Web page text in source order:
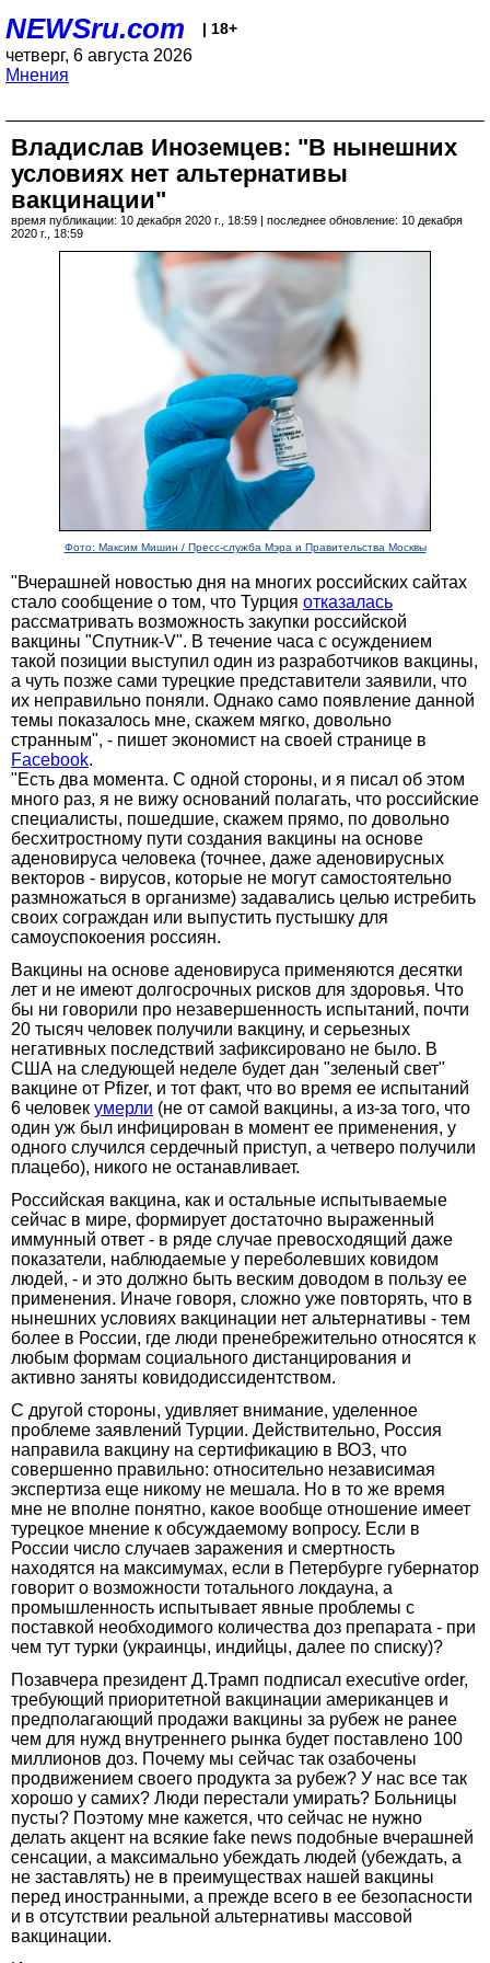
NEWSru.com | 18+
четверг, 6 августа 2026
Мнения
Владислав Иноземцев: "В нынешних
условиях нет альтернативы
вакцинации"
время публикации: 10 декабря 2020 г., 18:59 | последнее обновление: 10 декабря
2020 г., 18:59
Фото: Максим Мишин / Пресс-служба Мэра и Правительства Москвы
"Вчерашней новостью дня на многих российских сайтах
стало сообщение о том, что Турция отказалась
рассматривать возможность закупки российской
вакцины "Спутник-V". В течение часа с осуждением
такой позиции выступил один из разработчиков вакцины,
а чуть позже сами турецкие представители заявили, что
их неправильно поняли. Однако само появление данной
темы показалось мне, скажем мягко, довольно
странным", - пишет экономист на своей странице в
Facebook.
"Есть два момента. С одной стороны, и я писал об этом
много раз, я не вижу оснований полагать, что российские
специалисты, пошедшие, скажем прямо, по довольно
бесхитростному пути создания вакцины на основе
аденовируса человека (точнее, даже аденовирусных
векторов - вирусов, которые не могут самостоятельно
размножаться в организме) задавались целью истребить
своих сограждан или выпустить пустышку для
самоуспокоения россиян.
Вакцины на основе аденовируса применяются десятки
лет и не имеют долгосрочных рисков для здоровья. Что
бы ни говорили про незавершенность испытаний, почти
20 тысяч человек получили вакцину, и серьезных
негативных последствий зафиксировано не было. В
США на следующей неделе будет дан "зеленый свет"
вакцине от Pfizer, и тот факт, что во время ее испытаний
6 человек умерли (не от самой вакцины, а из-за того, что
один уж был инфицирован в момент ее применения, у
одного случился сердечный приступ, а четверо получили
плацебо), никого не останавливает.
Российская вакцина, как и остальные испытываемые
сейчас в мире, формирует достаточно выраженный
иммунный ответ - в ряде случае превосходящий даже
показатели, наблюдаемые у переболевших ковидом
людей, - и это должно быть веским доводом в пользу ее
применения. Иначе говоря, сложно уже повторять, что в
нынешних условиях вакцинации нет альтернативы - тем
более в России, где люди пренебрежительно относятся к
любым формам социального дистанцирования и
активно заняты ковидодиссидентством.
С другой стороны, удивляет внимание, уделенное
проблеме заявлений Турции. Действительно, Россия
направила вакцину на сертификацию в ВОЗ, что
совершенно правильно: относительно независимая
экспертиза еще никому не мешала. Но в то же время
мне не вполне понятно, какое вообще отношение имеет
турецкое мнение к обсуждаемому вопросу. Если в
России число случаев заражения и смертность
находятся на максимумах, если в Петербурге губернатор
говорит о возможности тотального локдауна, а
промышленность испытывает явные проблемы с
поставкой необходимого количества доз препарата - при
чем тут турки (украинцы, индийцы, далее по списку)?
Позавчера президент Д.Трамп подписал executive order,
требующий приоритетной вакцинации американцев и
предполагающий продажи вакцины за рубеж не ранее
чем для нужд внутреннего рынка будет поставлено 100
миллионов доз. Почему мы сейчас так озабочены
продвижением своего продукта за рубеж? У нас все так
хорошо у самих? Люди перестали умирать? Больницы
пусты? Поэтому мне кажется, что сейчас не нужно
делать акцент на всякие fake news подобные вчерашней
сенсации, а максимально убеждать людей (убеждать, а
не заставлять) не в преимуществах нашей вакцины
перед иностранными, а прежде всего в ее безопасности
и в отсутствии реальной альтернативы массовой
вакцинации.